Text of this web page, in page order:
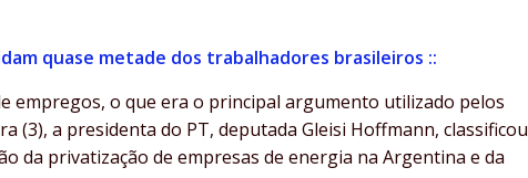
quase metade dos trabalhadores brasileiros ::
empregos, o que era o principal argumento utilizado pelos
(3), a presidenta do PT, deputada Gleisi Hoffmann, classificou
da privatização de empresas de energia na Argentina e da